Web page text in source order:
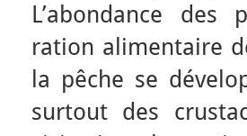
L’abondance
ration alimentaire
la pêche se
surtout des